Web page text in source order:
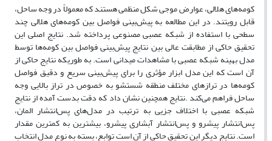
کومه‌های هلالی، عوارض موجی شکل منظمی هستند که معمولاً در وجه ساحل،
قابل رویتند. در این مطالعه به پیش‌بینی فواصل بین کومه‌های هلالی چند
سطحی با استفاده از شبکه عصبی مصنوعی پرداخته شد. نتایج اصلی این
تحقیق حاکی از مطابقت عالی بین نتایج پیش‌بینی فواصل بین کومه‌ها توسط
مدل‌ بهینه‌ شبکه عصبی با مشاهدات میدانی است. به طوریکه نتایج حاکی از
آن است که این مدل‌ ابزار مؤثری را برای پیش‌بینی سریع و دقیق فواصل
کومه‌ها در ترازهای مختلف منطقه شستشو به خصوص در تراز بالایی وجه
ساحل فراهم می‌کند .نتایج همچنین نشان داد که دقت بدست آمده از نتایج
شبکه عصبی با اختلاف جزیی به ترتیب در مدل‌های پس‌انتشار المان،
پس‌انتشار پیشرو و پس‌انتشار آبشاری پیشرو، بیشترین به کمترین مقدار
است. نتایج دیگر این تحقیق حاکی از آن است توابع، بسته به نوع مدل انتخاب